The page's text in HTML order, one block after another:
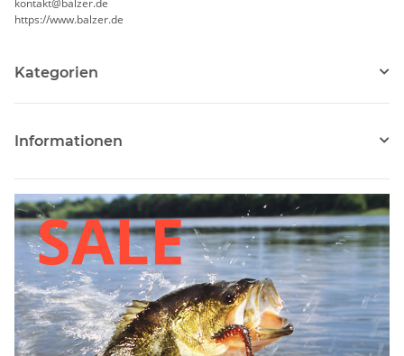
kontakt@balzer.de
https://www.balzer.de
Kategorien
Informationen